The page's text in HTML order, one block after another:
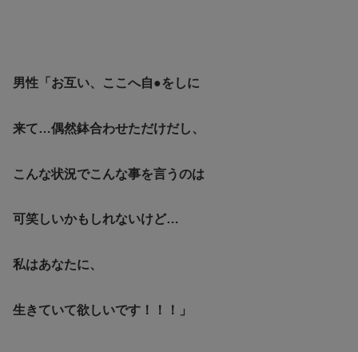
男性「お互い、ここへ自●をしに
来て…偶然鉢合わせただけだし、
こんな状況でこんな事を言うのは
可笑しいかもしれないけど…
私はあなたに、
生きていて欲しいです！！！」